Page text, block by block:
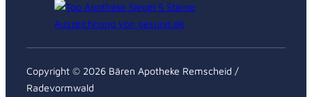
Copyright © 2026 Bären Apotheke Remscheid /
Radevormwald